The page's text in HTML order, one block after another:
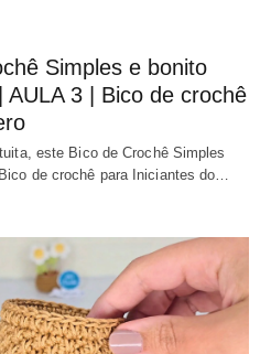
Simples e bonito
3 | Bico de crochê
este Bico de Crochê Simples
de crochê para Iniciantes do…